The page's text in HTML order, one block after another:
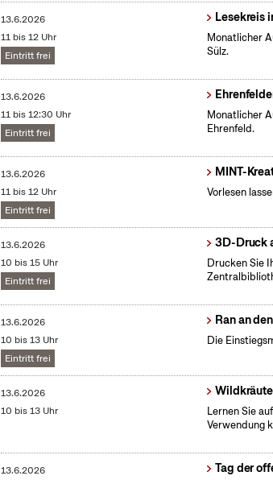
13.6.2026
11 bis 12 Uhr
Eintritt frei
Lesekreis
Monatlicher
Sülz.
13.6.2026
11 bis 12:30 Uhr
Eintritt frei
Monatlicher
Ehrenfeld.
13.6.2026
11 bis 12 Uhr
Eintritt frei
MINT-
Vorlesen
13.6.2026
10 bis 15 Uhr
Eintritt frei
3D-Druck
Drucken Sie
13.6.2026
10 bis 13 Uhr
Eintritt frei
Ran an
Die
13.6.2026
10 bis 13 Uhr
Lernen Sie
Verwendung
13.6.2026 Tag der